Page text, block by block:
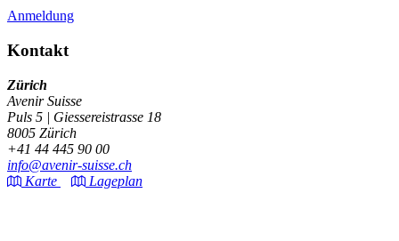
Anmeldung
Kontakt
Zürich
Avenir Suisse
Puls 5 | Giessereistrasse 18
8005 Zürich
+41 44 445 90 00
info@avenir-suisse.ch
Karte
Lageplan